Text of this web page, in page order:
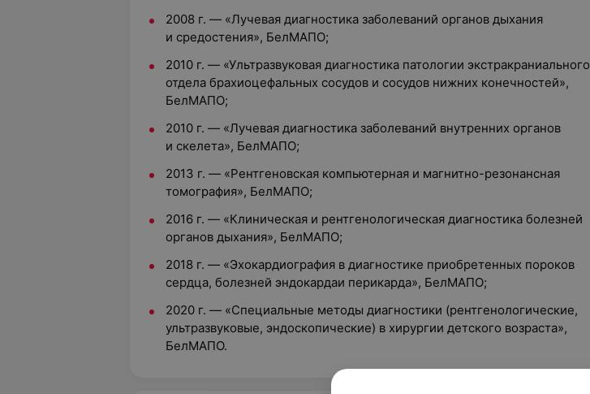
2008 г. — «Лучевая диагностика заболеваний органов дыхания
и средостения», БелМАПО;
2010 г. — «Ультразвуковая диагностика патологии экстракраниального
отдела брахиоцефальных сосудов и сосудов нижних конечностей»,
БелМАПО;
2010 г. — «Лучевая диагностика заболеваний внутренних органов
и скелета», БелМАПО;
2013 г. — «Рентгеновская компьютерная и магнитно-резонансная
томография», БелМАПО;
2016 г. — «Клиническая и рентгенологическая диагностика болезней
органов дыхания», БелМАПО;
2018 г. — «Эхокардиография в диагностике приобретенных пороков
сердца, болезней эндокардаи перикарда», БелМАПО;
2020 г. — «Специальные методы диагностики (рентгенологические,
ультразвуковые, эндоскопические) в хирургии детского возраста»,
БелМАПО.